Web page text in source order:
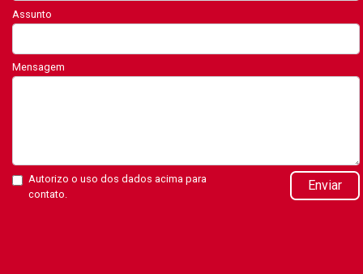
Assunto
Mensagem
Autorizo o uso dos dados acima para
contato.
Enviar